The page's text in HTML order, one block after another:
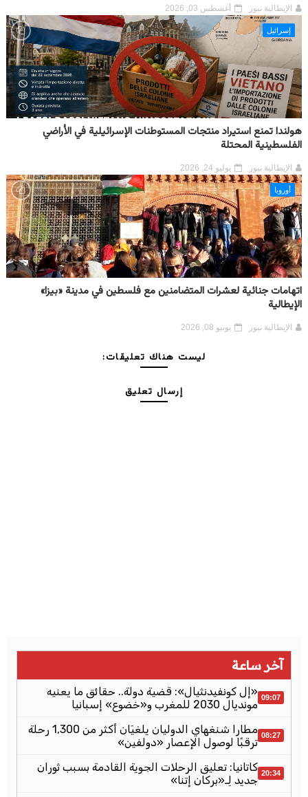
الإيطالية نيوز أغسطس 03, 2026
إسرائيل
هولندا تمنع استيراد منتجات المستوطنات الإسرائيلية في الأراضي
الفلسطينية المحتلة
الإيطالية نيوز يوليو 24, 2026
أوروبا
اتهامات جنائية لعشرات المتضامنين مع فلسطين في مدينة «بيزا»
الإيطالية
الإيطالية نيوز يونيو 08, 2026
ليست هناك تعليقات:
إرسال تعليق
آخر ساعة
09:07 «إل كونفيدنثيال»: قضية دولة.. حقائق ما يعنيه
مونديال 2030 للمغرب و«خضوع» إسبانيا
08:27
مطارا شنغهاي الدوليان يلغيَان أكثر من 1,300 رحلة
ترقبًا لوصول الإعصار «دولفين»
20:34 كاتانيا: تعليق الرحلات الجوية القادمة بسبب ثوران
جديد لِـ«بركان إتنا»